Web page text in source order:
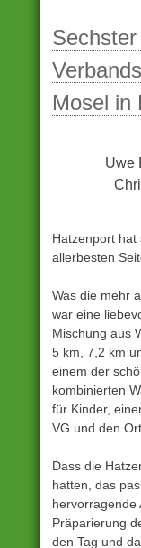
Aktuelles
aus
Gemeinde
und
Vereinen,
eingestellt
Mosel in
Uwe
Hatzenport
allerbesten
Was die mehr
war eine
Mischung aus
5 km, 7,2 km
einem der
kombinierten
für Kinder,
VG und den
Dass die
hatten, das
hervorragende
Präparierung
den Tag und